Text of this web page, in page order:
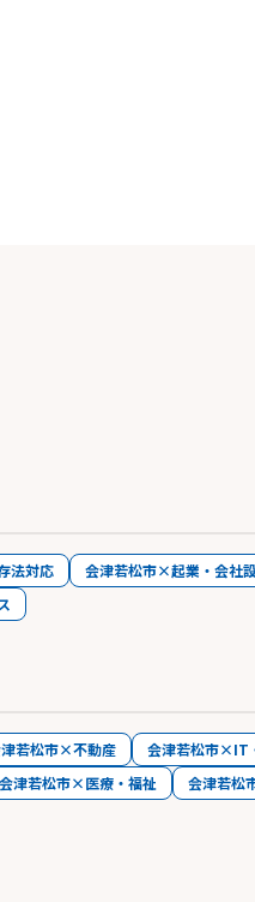
法対応 会津若松市×起業・会社
若松市×不動産 会津若松市×IT
会津若松市×医療・福祉 会津若松